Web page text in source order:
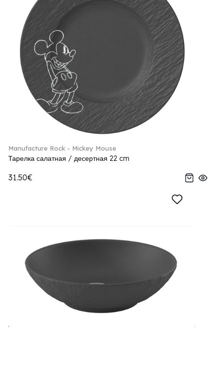
Manufacture Rock - Mickey Mouse
Тарелка салатная / десертная 22 cm
31.50€